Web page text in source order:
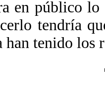
en público
tendría
han tenido los